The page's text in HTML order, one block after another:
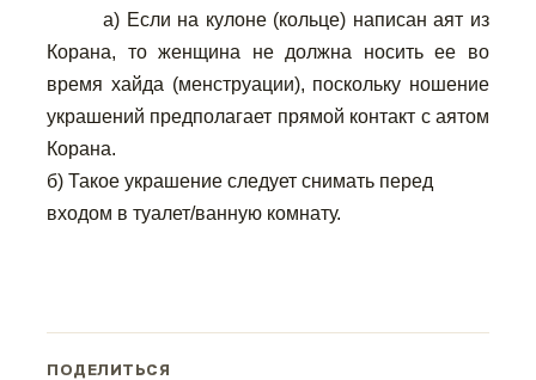
a) Если на кулоне (кольце) написан аят из
Корана, то женщина не должна носить ее во
время хайда (менструации), поскольку ношение
украшений предполагает прямой контакт с аятом
Корана.
б) Такое украшение следует снимать перед
входом в туалет/ванную комнату.
ПОДЕЛИТЬСЯ